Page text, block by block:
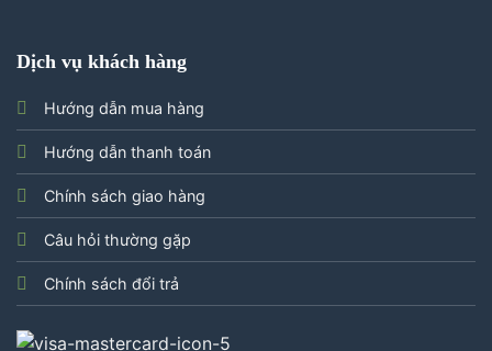
Dịch vụ khách hàng
Hướng dẫn mua hàng
Hướng dẫn thanh toán
Chính sách giao hàng
Câu hỏi thường gặp
Chính sách đổi trả